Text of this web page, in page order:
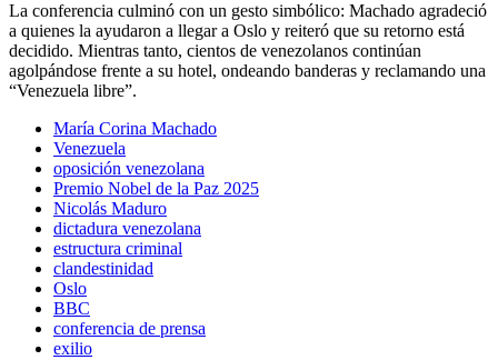
La conferencia culminó con un gesto simbólico: Machado agradeció
a quienes la ayudaron a llegar a Oslo y reiteró que su retorno está
decidido. Mientras tanto, cientos de venezolanos continúan
agolpándose frente a su hotel, ondeando banderas y reclamando una
“Venezuela libre”.
María Corina Machado
Venezuela
oposición venezolana
Premio Nobel de la Paz 2025
Nicolás Maduro
dictadura venezolana
estructura criminal
clandestinidad
Oslo
BBC
conferencia de prensa
exilio